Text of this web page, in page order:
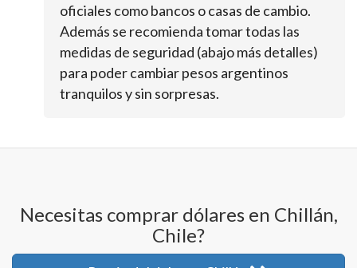
oficiales como bancos o casas de cambio.
Además se recomienda tomar todas las
medidas de seguridad (abajo más detalles)
para poder cambiar pesos argentinos
tranquilos y sin sorpresas.
Necesitas comprar dólares en Chillán,
Chile?